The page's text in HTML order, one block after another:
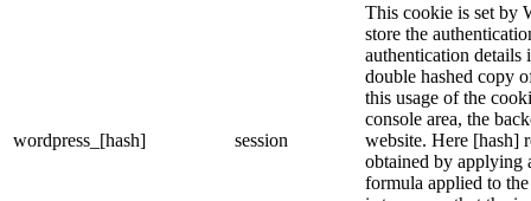
wordpress_[hash] session
This cookie is set by
store the
authentication details
double hashed copy
this usage of the
console area, the
website. Here [hash]
obtained by applying
formula applied to